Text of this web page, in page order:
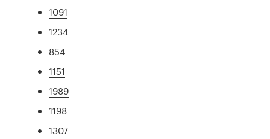
1091
1234
854
1151
1989
1198
1307